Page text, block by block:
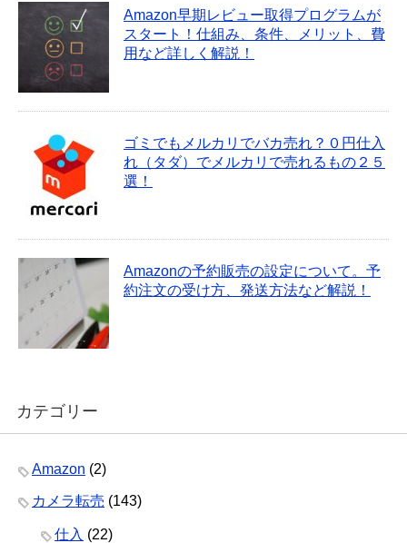
Amazon早期レビュー取得プログラムが
スタート！仕組み、条件、メリット、費
用など詳しく解説！
ゴミでもメルカリでバカ売れ？０円仕入
れ（タダ）でメルカリで売れるもの２５
選！
Amazonの予約販売の設定について。予
約注文の受け方、発送方法など解説！
カテゴリー
Amazon (2)
カメラ転売 (143)
仕入 (22)